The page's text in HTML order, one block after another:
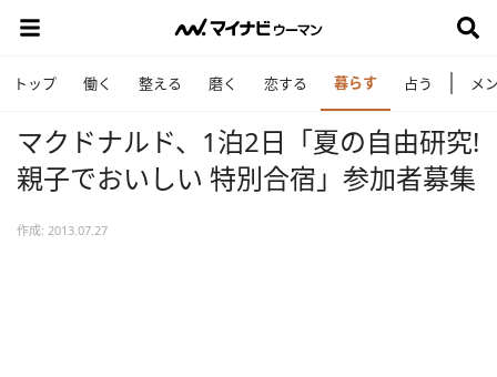
トップ 働く 整える 磨く 恋する 暮らす 占う メ
マクドナルド、1泊2日「夏の自由研究!
親子でおいしい 特別合宿」参加者募集
作成: 2013.07.27